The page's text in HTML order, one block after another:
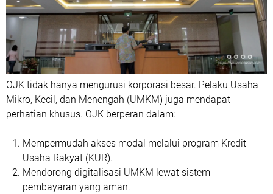
OJK tidak hanya mengurusi korporasi besar. Pelaku Usaha
Mikro, Kecil, dan Menengah (UMKM) juga mendapat
perhatian khusus. OJK berperan dalam:
Mempermudah akses modal melalui program Kredit
Usaha Rakyat (KUR).
Mendorong digitalisasi UMKM lewat sistem
pembayaran yang aman.